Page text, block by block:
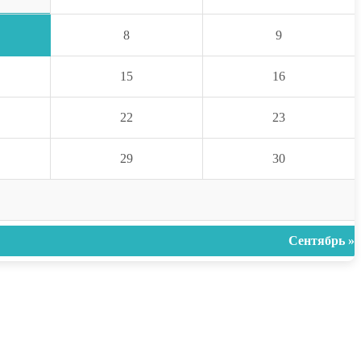
8 9
15 16
22 23
29 30
Сентябрь »